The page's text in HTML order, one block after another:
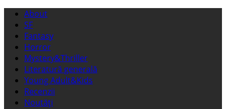
Sari
conținut
Meniu
principal
About
SF
Fantasy
Horror
Mystery&Thriller
Literatură generală
Young Adult&Kids
Recenzii
Noutăți